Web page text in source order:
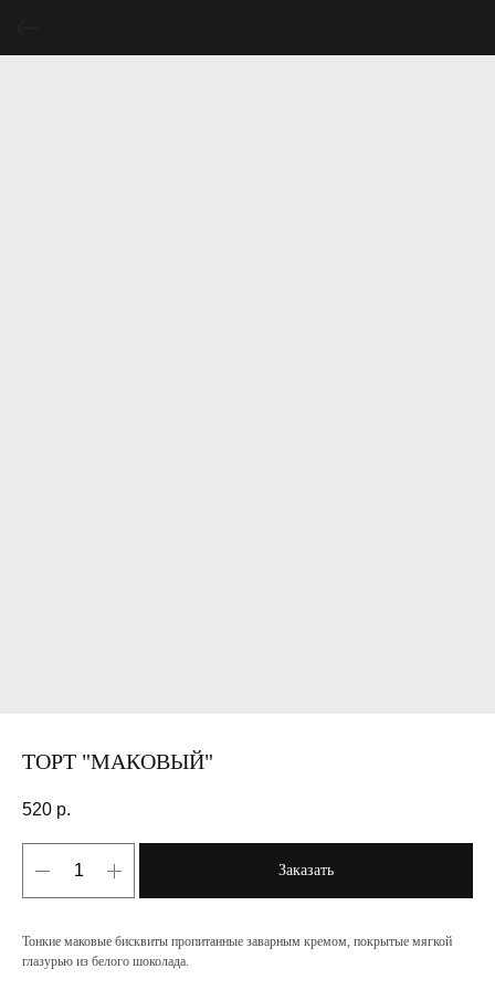
ТОРТ "МАКОВЫЙ"
520 р.
Заказать
Тонкие маковые бисквиты пропитанные заварным кремом, покрытые мягкой
глазурью из белого шоколада.